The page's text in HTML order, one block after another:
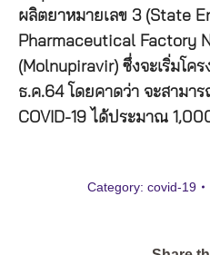
ผลิตยาหมายเลข 3 (State
Pharmaceutical Factory
(Molnupiravir) ซึ่งจะเริ่มโค
ธ.ค.64 โดยคาดว่า จะสามา
COVID-19 ได้ประมาณ
Category: covid-19